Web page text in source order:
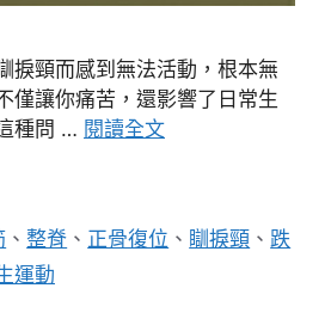
捩頸而感到無法活動，根本無
僅讓你痛苦，還影響了日常生
種問 … 閱讀全文
、整脊 、 正骨復位 、 瞓捩頸 、 跌
運動